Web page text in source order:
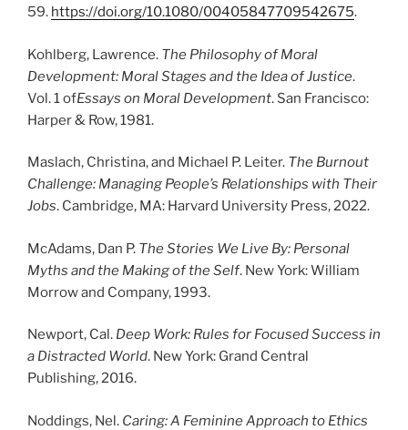
59. https://doi.org/10.1080/00405847709542675.
Kohlberg, Lawrence. The Philosophy of Moral
Development: Moral Stages and the Idea of Justice.
Vol. 1 ofEssays on Moral Development. San Francisco:
Harper & Row, 1981.
Maslach, Christina, and Michael P. Leiter. The Burnout
Challenge: Managing People’s Relationships with Their
Jobs. Cambridge, MA: Harvard University Press, 2022.
McAdams, Dan P. The Stories We Live By: Personal
Myths and the Making of the Self. New York: William
Morrow and Company, 1993.
Newport, Cal. Deep Work: Rules for Focused Success in
a Distracted World. New York: Grand Central
Publishing, 2016.
Noddings, Nel. Caring: A Feminine Approach to Ethics